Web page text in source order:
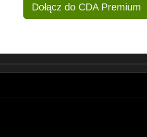
Dołącz do CDA Premium